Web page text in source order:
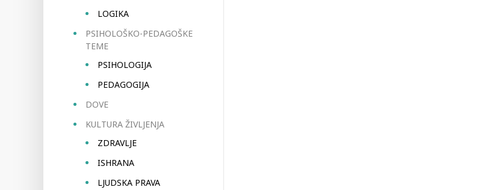
LOGIKA
PSIHOLOŠKO-PEDAGOŠKE
TEME
PSIHOLOGIJA
PEDAGOGIJA
DOVE
KULTURA ŽIVLJENJA
ZDRAVLJE
ISHRANA
LJUDSKA PRAVA